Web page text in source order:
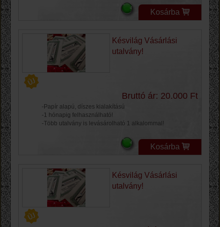
Kosárba
Késvilág Vásárlási
utalvány!
Bruttó ár: 20.000 Ft
-Papír alapú, díszes kialakítású
-1 hónapig felhasználható!
-Több utalvány is levásárolható 1 alkalommal!
Kosárba
Késvilág Vásárlási
utalvány!